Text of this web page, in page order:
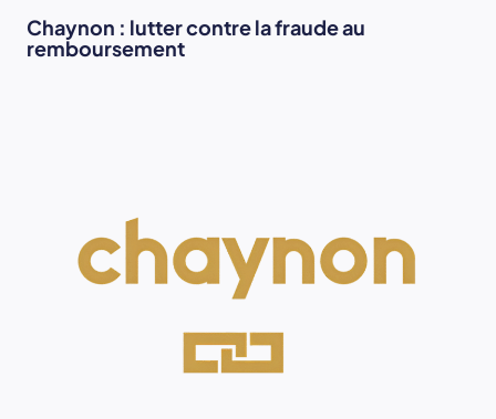
Chaynon : lutter contre la fraude au
remboursement